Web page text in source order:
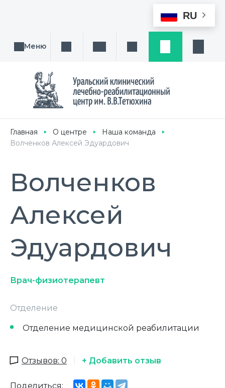
RU
Меню Поиск услуги, направления или врача
Написать намЗаказ звонка
Главная О центре
Наша команда
Волченков Алексей Эдуардович
Волченков
Алексей
Эдуардович
Врач-физиотерапевт
Отделение
Отделение медицинской реабилитации
Отзывов: 0 + Добавить отзыв
Поделиться: